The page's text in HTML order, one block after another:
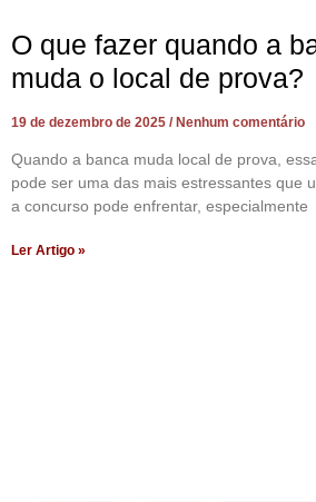
O que fazer quando a
muda o local de prova?
19 de dezembro de 2025 Nenhum comentário
Quando a banca muda local de prova,
pode ser uma das mais estressantes que
a concurso pode enfrentar,
Ler Artigo »